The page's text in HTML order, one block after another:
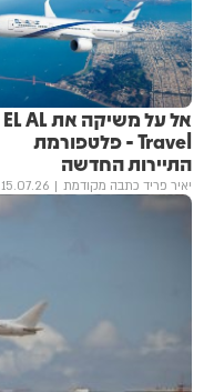
אל על משיקה את EL AL
Travel - פלטפורמת
התיירות החדשה
יאיר פריד כתבה מקודמת 15.07.26